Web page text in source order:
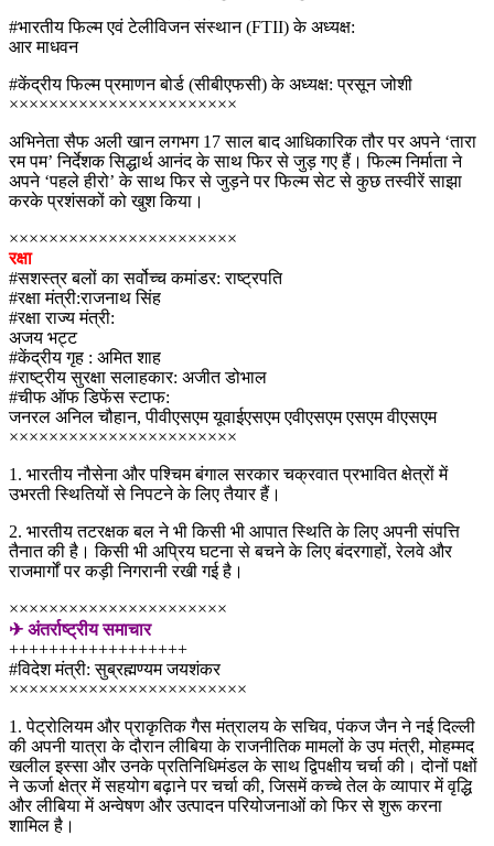
#भारतीय फिल्म एवं टेलीविजन संस्थान (FTII) के अध्यक्ष:
आर माधवन
#केंद्रीय फिल्म प्रमाणन बोर्ड (सीबीएफसी) के अध्यक्ष: प्रसून जोशी
×××××××××××××××××××××××
अभिनेता सैफ अली खान लगभग 17 साल बाद आधिकारिक तौर पर अपने ‘तारा
रम पम’ निर्देशक सिद्धार्थ आनंद के साथ फिर से जुड़ गए हैं। फिल्म निर्माता ने
अपने ‘पहले हीरो’ के साथ फिर से जुड़ने पर फिल्म सेट से कुछ तस्वीरें साझा
करके प्रशंसकों को खुश किया।
×××××××××××××××××××××××
रक्षा
#सशस्त्र बलों का सर्वोच्च कमांडर: राष्ट्रपति
#रक्षा मंत्री:राजनाथ सिंह
#रक्षा राज्य मंत्री:
अजय भट्ट
#केंद्रीय गृह : अमित शाह
#राष्ट्रीय सुरक्षा सलाहकार: अजीत डोभाल
#चीफ ऑफ डिफेंस स्टाफ:
जनरल अनिल चौहान, पीवीएसएम यूवाईएसएम एवीएसएम एसएम वीएसएम
×××××××××××××××××××××××
1. भारतीय नौसेना और पश्चिम बंगाल सरकार चक्रवात प्रभावित क्षेत्रों में
उभरती स्थितियों से निपटने के लिए तैयार हैं।
2. भारतीय तटरक्षक बल ने भी किसी भी आपात स्थिति के लिए अपनी संपत्ति
तैनात की है। किसी भी अप्रिय घटना से बचने के लिए बंदरगाहों, रेलवे और
राजमार्गों पर कड़ी निगरानी रखी गई है।
××××××××××××××××××××××
✈ अंतर्राष्ट्रीय समाचार
++++++++++++++++++
#विदेश मंत्री: सुब्रह्मण्यम जयशंकर
××××××××××××××××××××××××
1. पेट्रोलियम और प्राकृतिक गैस मंत्रालय के सचिव, पंकज जैन ने नई दिल्ली
की अपनी यात्रा के दौरान लीबिया के राजनीतिक मामलों के उप मंत्री, मोहम्मद
खलील इस्सा और उनके प्रतिनिधिमंडल के साथ द्विपक्षीय चर्चा की। दोनों पक्षों
ने ऊर्जा क्षेत्र में सहयोग बढ़ाने पर चर्चा की, जिसमें कच्चे तेल के व्यापार में वृद्धि
और लीबिया में अन्वेषण और उत्पादन परियोजनाओं को फिर से शुरू करना
शामिल है।